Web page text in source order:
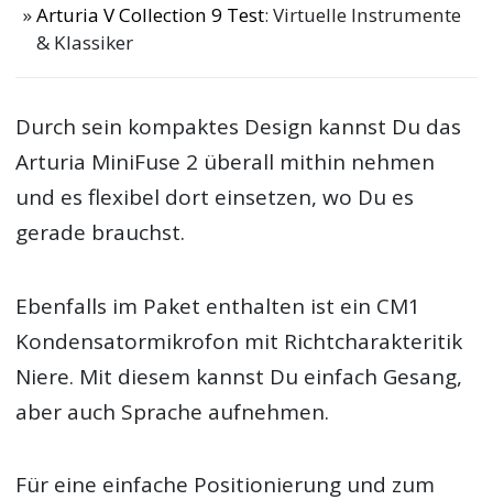
Arturia V Collection 9 Test: Virtuelle Instrumente
& Klassiker
Durch sein kompaktes Design kannst Du das
Arturia MiniFuse 2 überall mithin nehmen
und es flexibel dort einsetzen, wo Du es
gerade brauchst.
Ebenfalls im Paket enthalten ist ein CM1
Kondensatormikrofon mit Richtcharakteritik
Niere. Mit diesem kannst Du einfach Gesang,
aber auch Sprache aufnehmen.
Für eine einfache Positionierung und zum